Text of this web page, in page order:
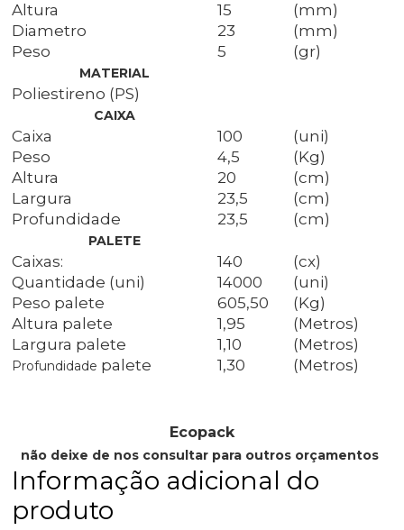
Altura
15
(mm)
Diametro
23
(mm)
Peso
5 (gr)
MATERIAL
Poliestireno (PS)
CAIXA
Caixa 100
(uni)
Peso
4,5
(Kg)
Altura
20
(cm)
Largura
23,5
(cm)
Profundidade
23,5 (cm)
PALETE
Caixas: 140
(cx)
Quantidade (uni)
14000
(uni)
Peso palete
605,50
(Kg)
Altura palete
1,95
(Metros)
Largura palete
1,10 (Metros)
Profundidade palete 1,30 (Metros)
Ecopack
não deixe de nos consultar para outros orçamentos
Informação adicional do
produto